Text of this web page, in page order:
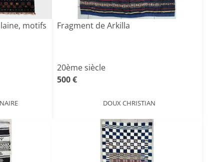
motifs Fragment de Arkilla
20ème siècle
500 €
DOUX CHRISTIAN